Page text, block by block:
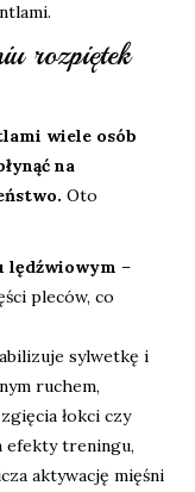
rozpiętek
wiele osób
na
Oto
lędźwiowym –
pleców, co
sylwetkę i
ruchem,
łokci czy
efekty treningu,
aktywację mięśni